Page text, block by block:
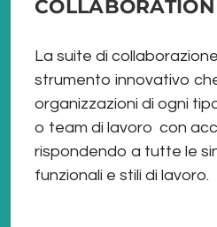
La suite di
strumento innovativo
organizzazioni di ogni
o team di lavoro con
rispondendo a tutte le
funzionali e stili di lavoro.